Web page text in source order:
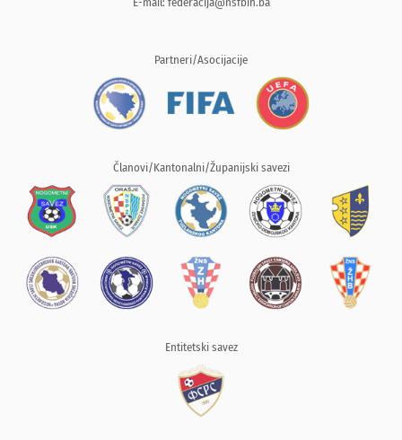
Partneri/Asocijacije
Članovi/Kantonalni/Županijski savezi
Entitetski savez